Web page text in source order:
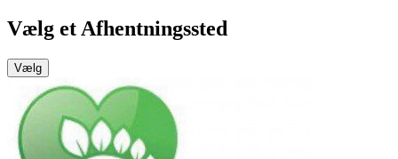
Vælg et Afhentningssted
Vælg